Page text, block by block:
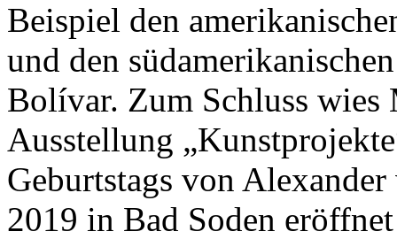
Beispiel den
und den
Bolívar. Zum Schluss wies
Ausstellung
Geburtstags von
2019 in Bad Soden